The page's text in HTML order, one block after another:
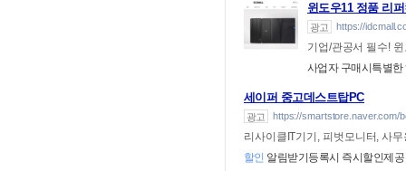
윈도우11 정품 리
광고 https://
기업/관공서 필수!
사업자 구매시특별한
세이퍼 중고데스트탑PC
광고 https://smartstore.naver.com/
리사이클IT기기, 피벗모니터, 사
할인 알림받기등록시 즉시할인제공